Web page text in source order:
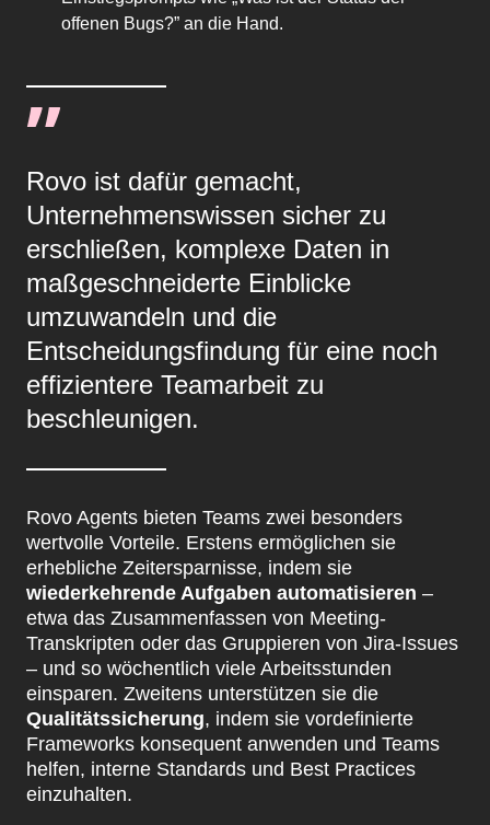
offenen Bugs?” an die Hand.
Rovo ist dafür gemacht,
Unternehmenswissen sicher zu
erschließen, komplexe Daten in
maßgeschneiderte Einblicke
umzuwandeln und die
Entscheidungsfindung für eine noch
effizientere Teamarbeit zu
beschleunigen.
Rovo Agents bieten Teams zwei besonders
wertvolle Vorteile. Erstens ermöglichen sie
erhebliche Zeitersparnisse, indem sie
wiederkehrende Aufgaben automatisieren –
etwa das Zusammenfassen von Meeting-
Transkripten oder das Gruppieren von Jira-Issues
– und so wöchentlich viele Arbeitsstunden
einsparen. Zweitens unterstützen sie die
Qualitätssicherung, indem sie vordefinierte
Frameworks konsequent anwenden und Teams
helfen, interne Standards und Best Practices
einzuhalten.